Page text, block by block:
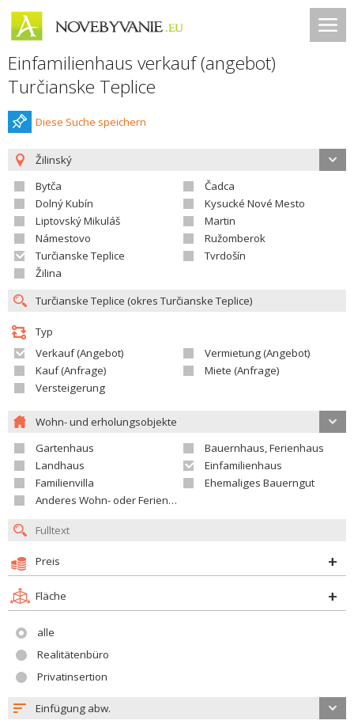
Einfamilienhaus verkauf (angebot)
Turčianske Teplice
Diese Suche speichern
Žilinský
Bytča
Čadca
Dolný Kubín
Kysucké Nové Mesto
Liptovský Mikuláš
Martin
Námestovo
Ružomberok
Turčianske Teplice
Tvrdošín
Žilina
Typ
Verkauf (Angebot)
Vermietung (Angebot)
Kauf (Anfrage)
Miete (Anfrage)
Versteigerung
Wohn- und erholungsobjekte
Gartenhaus
Bauernhaus, Ferienhaus
Landhaus
Einfamilienhaus
Familienvilla
Ehemaliges Bauerngut
Anderes Wohn- oder Ferienobjekt
Preis
Fläche
alle
Realitätenbüro
Privatinsertion
Einfügung abw.